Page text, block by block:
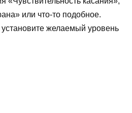
или что-то подобное.
желаемый уровень